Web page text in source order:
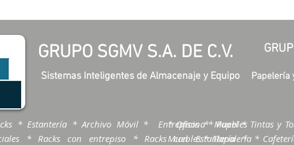
GRUPO SGMV S.A. DE C.V.
Sistemas Inteligentes de Almacenaje y Equipo
* Estantería * Archivo Móvil * Entrepisos * Muebles
* Racks con entrepiso * Racks con Estantería *
Papelería
* Oficina * Papel * Tintas y
Muebles * Tlapalería *